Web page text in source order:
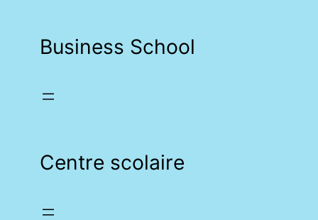
Business School
Centre scolaire